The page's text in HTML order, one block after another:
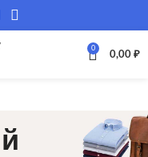
0
0,00 ₽